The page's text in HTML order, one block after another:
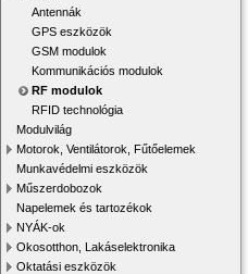
Antennák
GPS eszközök
GSM modulok
Kommunikációs modulok
RF modulok
RFID technológia
Modulvilág
Motorok, Ventilátorok, Fűtőelemek
Munkavédelmi eszközök
Műszerdobozok
Napelemek és tartozékok
NYÁK-ok
Okosotthon, Lakáselektronika
Oktatási eszközök